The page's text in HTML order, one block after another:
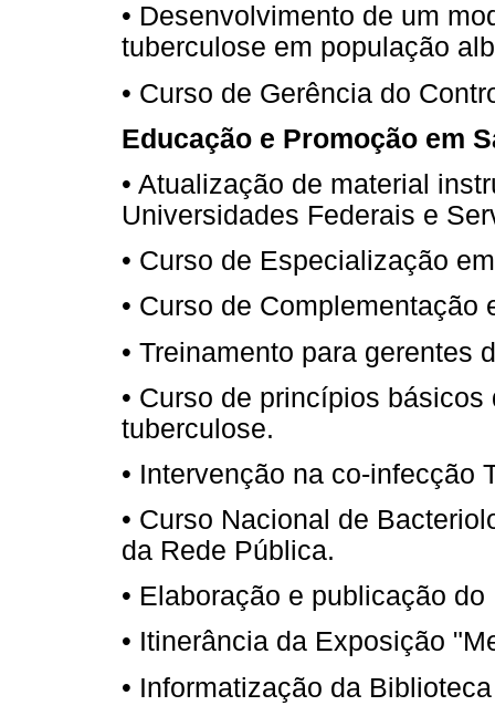
• Desenvolvimento de um
tuberculose em população
• Curso de Gerência do
Educação e Promoção em
• Atualização de material
Universidades Federais e
• Curso de Especialização
• Curso de
• Treinamento para gerentes
• Curso de princípios
tuberculose.
• Intervenção na co-infecção
• Curso Nacional de
da Rede Pública.
• Elaboração e publicação
• Itinerância da Exposição
• Informatização da